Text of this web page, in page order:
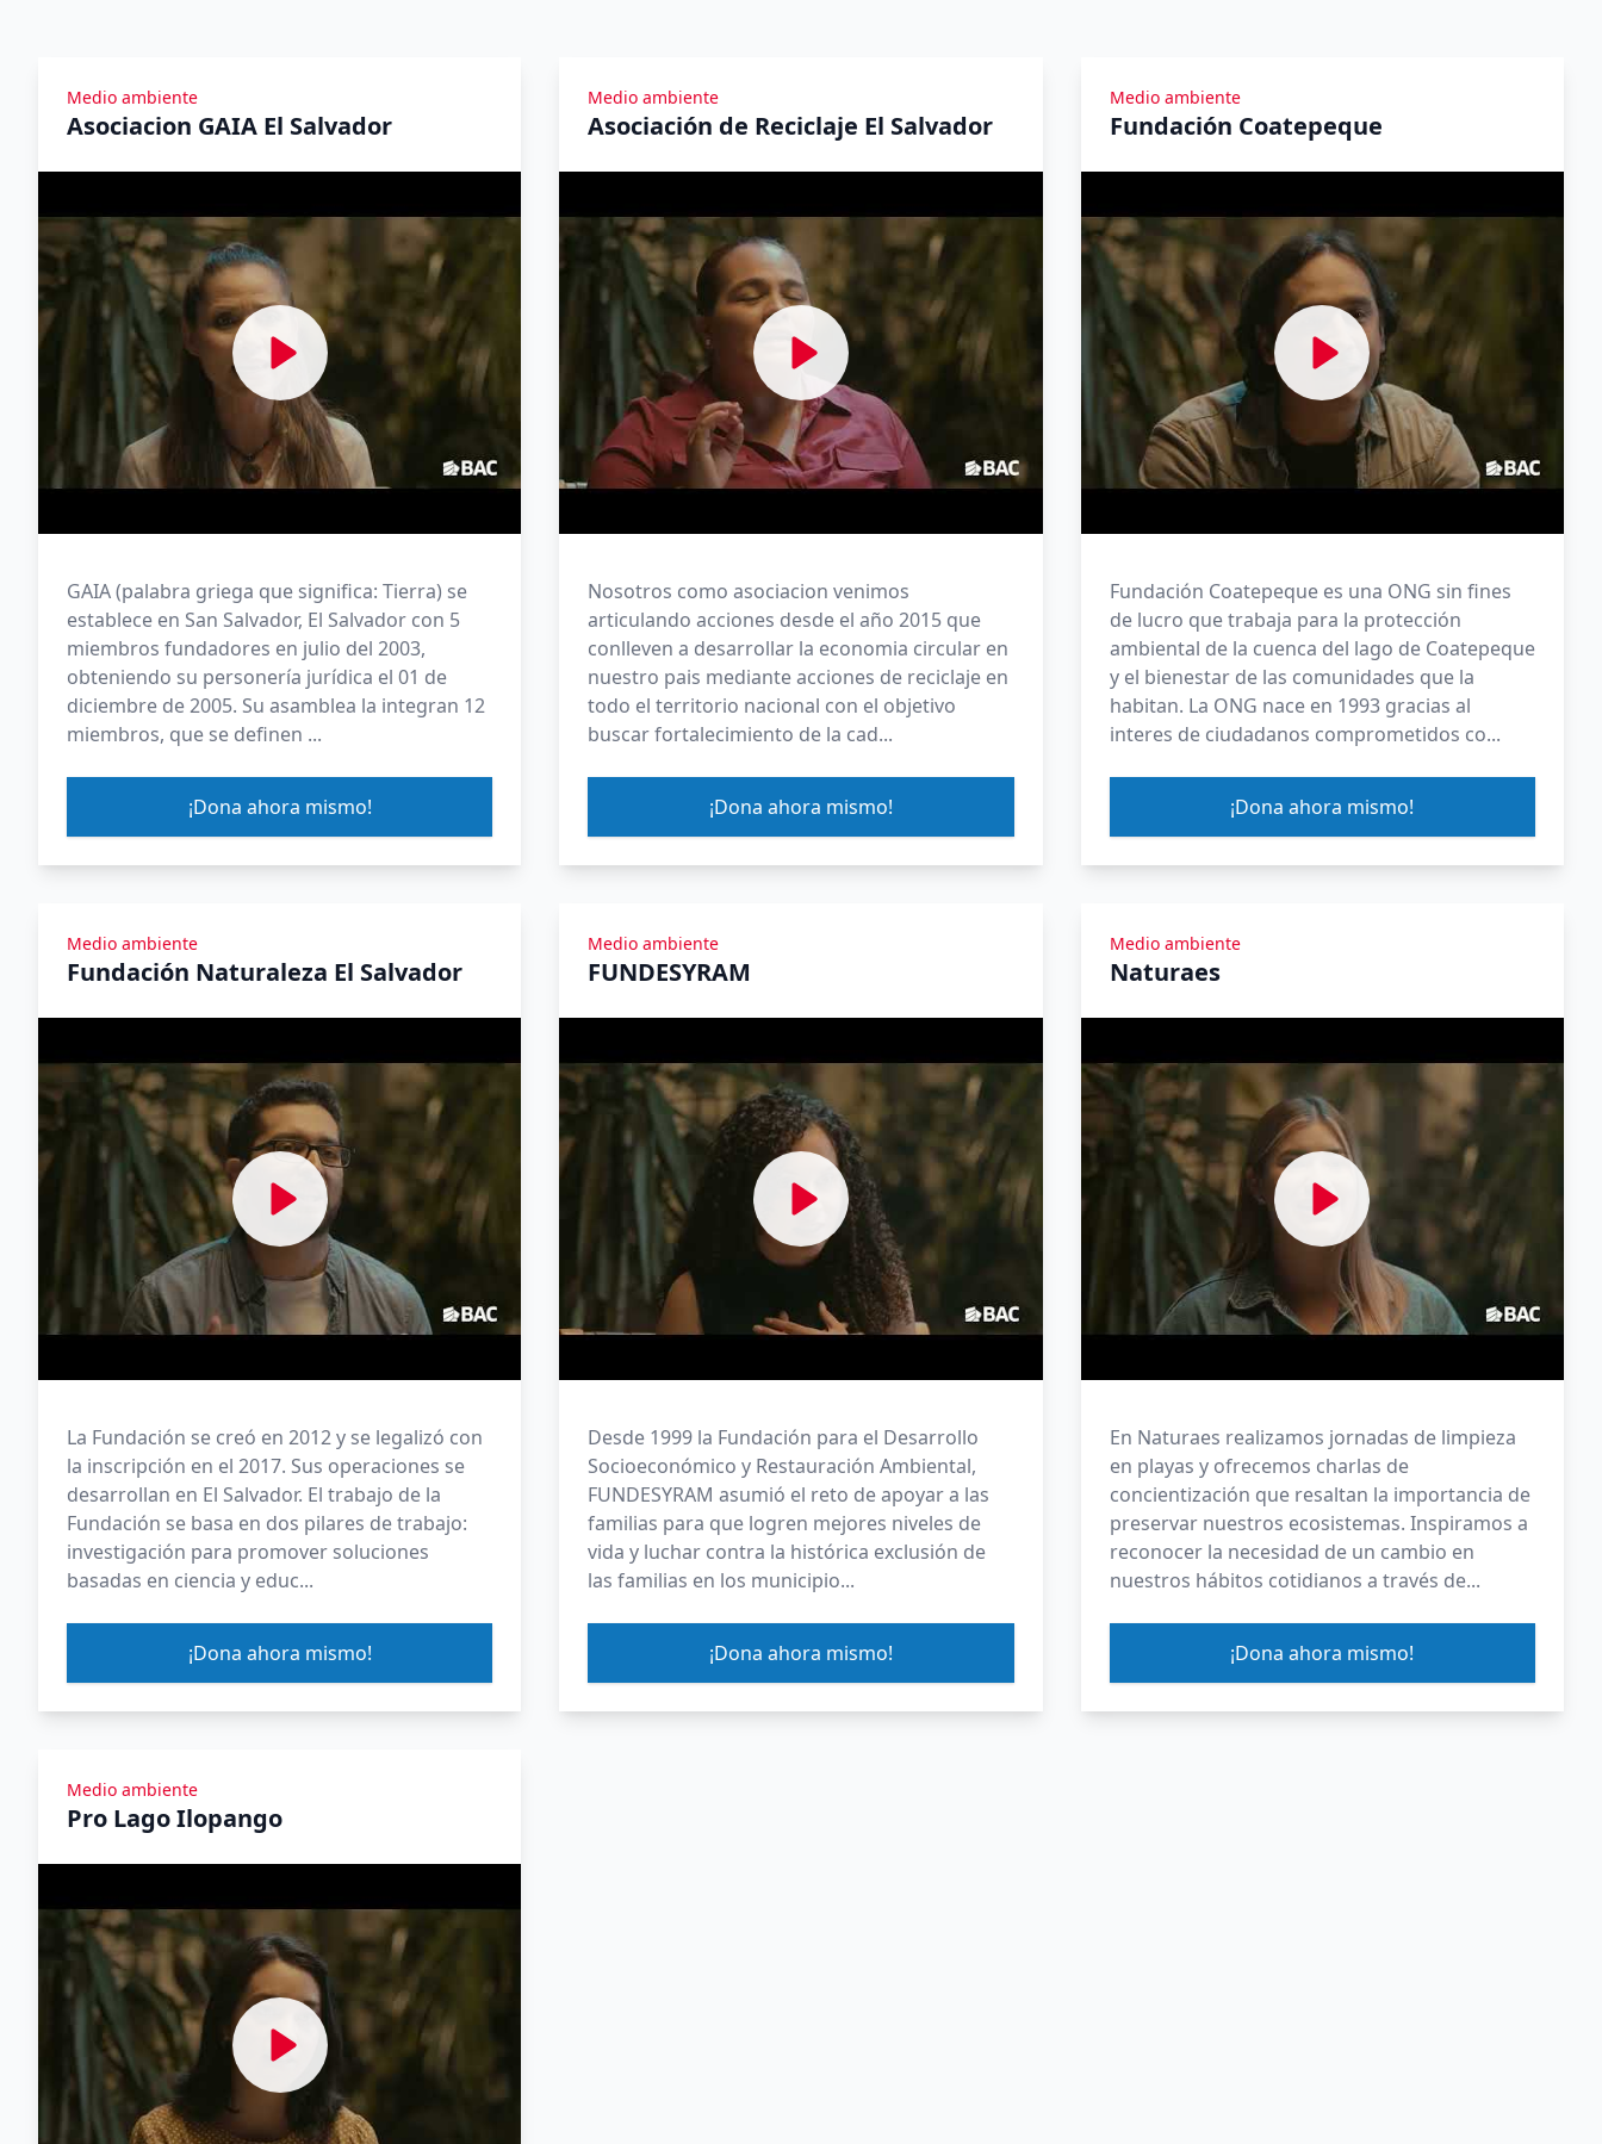
Medio ambiente
Asociacion GAIA El Salvador
GAIA (palabra griega que significa: Tierra) se
establece en San Salvador, El Salvador con 5
miembros fundadores en julio del 2003,
obteniendo su personería jurídica el 01 de
diciembre de 2005. Su asamblea la integran 12
miembros, que se definen ...
¡Dona ahora mismo!
Medio ambiente
Asociación de Reciclaje El Salvador
Nosotros como asociacion venimos
articulando acciones desde el año 2015 que
conlleven a desarrollar la economia circular en
nuestro pais mediante acciones de reciclaje en
todo el territorio nacional con el objetivo
buscar fortalecimiento de la cad...
¡Dona ahora mismo!
Medio ambiente
Fundación Coatepeque
Fundación Coatepeque es una ONG sin fines
de lucro que trabaja para la protección
ambiental de la cuenca del lago de Coatepeque
y el bienestar de las comunidades que la
habitan. La ONG nace en 1993 gracias al
interes de ciudadanos comprometidos co...
¡Dona ahora mismo!
Medio ambiente
Fundación Naturaleza El Salvador
La Fundación se creó en 2012 y se legalizó con
la inscripción en el 2017. Sus operaciones se
desarrollan en El Salvador. El trabajo de la
Fundación se basa en dos pilares de trabajo:
investigación para promover soluciones
basadas en ciencia y educ...
¡Dona ahora mismo!
Medio ambiente
FUNDESYRAM
Desde 1999 la Fundación para el Desarrollo
Socioeconómico y Restauración Ambiental,
FUNDESYRAM asumió el reto de apoyar a las
familias para que logren mejores niveles de
vida y luchar contra la histórica exclusión de
las familias en los municipio...
¡Dona ahora mismo!
Medio ambiente
Naturaes
En Naturaes realizamos jornadas de limpieza
en playas y ofrecemos charlas de
concientización que resaltan la importancia de
preservar nuestros ecosistemas. Inspiramos a
reconocer la necesidad de un cambio en
nuestros hábitos cotidianos a través de...
¡Dona ahora mismo!
Medio ambiente
Pro Lago Ilopango